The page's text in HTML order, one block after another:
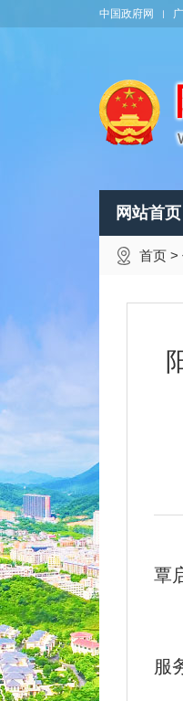
中国政府网
网站首页
首页 >
覃
服